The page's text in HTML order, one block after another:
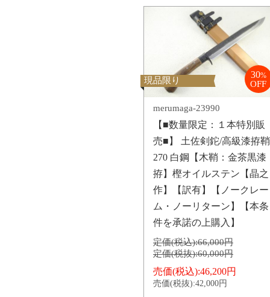
現品限り
30%
OFF
merumaga-23990
【■数量限定：１本特別販
売■】 土佐剣鉈/高級漆拵鞘
270 白鋼【木鞘：金茶黒漆
拵】樫オイルステン【晶之
作】【訳有】【ノークレー
ム・ノーリターン】【本条
件を承諾の上購入】
定価(税込):66,000円
定価(税抜):60,000円
売価(税込):46,200円
売価(税抜):42,000円